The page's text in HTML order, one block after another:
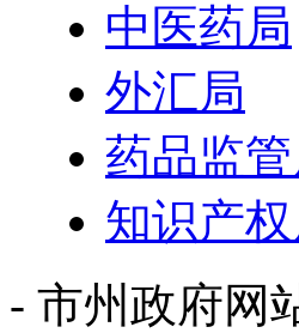
中医药局
外汇局
药品监
知识产
- 市州政府网